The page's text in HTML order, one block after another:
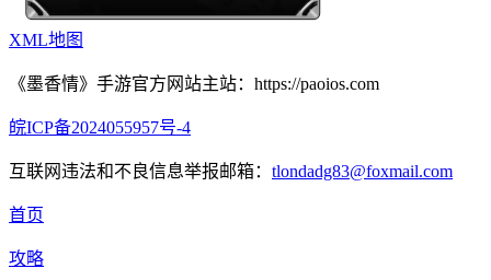
XML地图
《墨香情》手游官方网站主站：https://paoios.com
皖ICP备2024055957号-4
互联网违法和不良信息举报邮箱： tlondadg83@foxmail.com
首页
攻略